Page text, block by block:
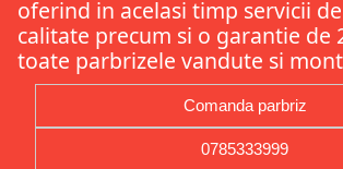
oferind in acelasi timp servicii
calitate precum si o garantie de
toate parbrizele vandute si
Comanda parbriz
0785333999